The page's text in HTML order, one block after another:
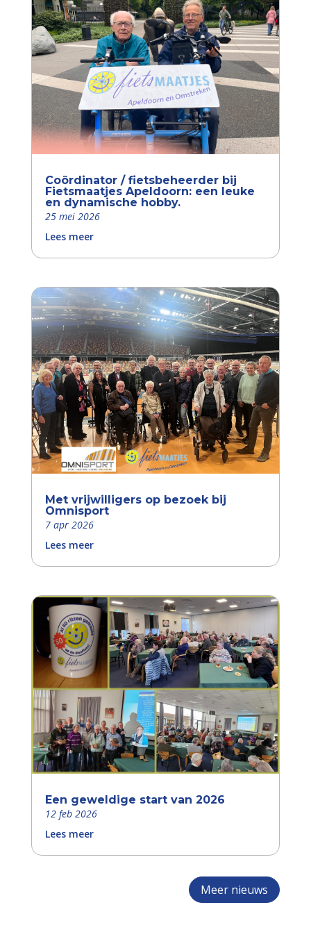
Coördinator / fietsbeheerder bij
Fietsmaatjes Apeldoorn: een leuke
en dynamische hobby.
25 mei 2026
Lees meer
Met vrijwilligers op bezoek bij
Omnisport
7 apr 2026
Lees meer
Een geweldige start van 2026
12 feb 2026
Lees meer
Meer nieuws